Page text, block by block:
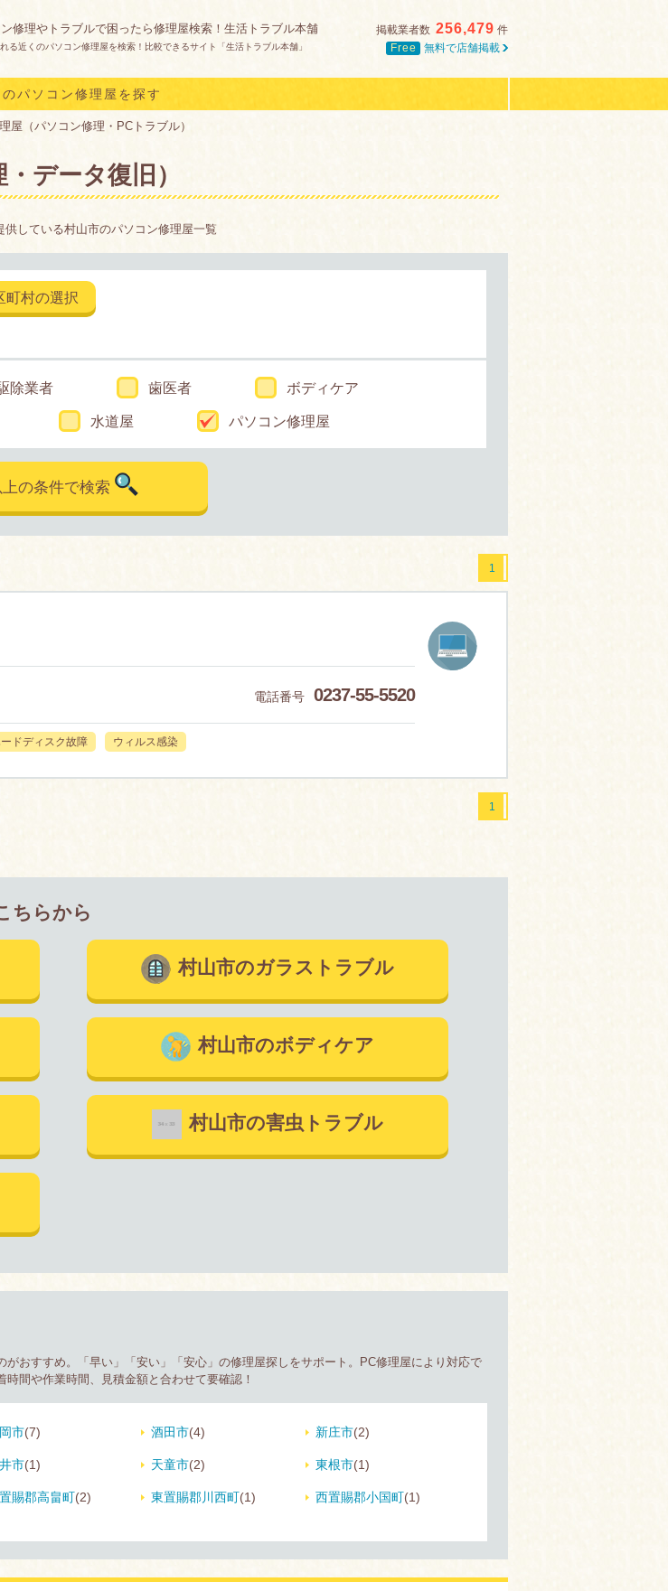
修理やトラブルで困ったら修理屋検索！生活トラブル本舗
る近くのパソコン修理屋を検索！比較できるサイト「生活トラブル本舗」
掲載業者数 256,479 件
Free
無料で店舗掲載
パソコン修理屋を探す
屋（パソコン修理・PCトラブル）
データ復旧）
している村山市のパソコン修理屋一覧
町村の選択
除業者 歯医者 ボディケア
水道屋 パソコン修理屋
上の条件で検索
1
電話番号 0237-55-5520
ドディスク故障 ウィルス感染
1
ちらから
村山市のガラストラブル
村山市のボディケア
村山市の害虫トラブル
おすすめ。「早い」「安い」「安心」の修理屋探しをサポート。PC修理屋により対応で
間や作業時間、見積金額と合わせて要確認！
市(7) 酒田市(4) 新庄市(2)
市(1) 天童市(2) 東根市(1)
賜郡高畠町(2) 東置賜郡川西町(1) 西置賜郡小国町(1)